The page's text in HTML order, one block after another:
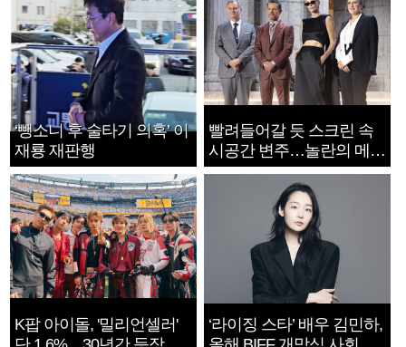
‘뺑소니 후 술타기 의혹’ 이
재룡 재판행
빨려들어갈 듯 스크린 속
시공간 변주…놀란의 메시
지는 ‘전쟁 속죄’
K팝 아이돌, '밀리언셀러'
‘라이징 스타’ 배우 김민하,